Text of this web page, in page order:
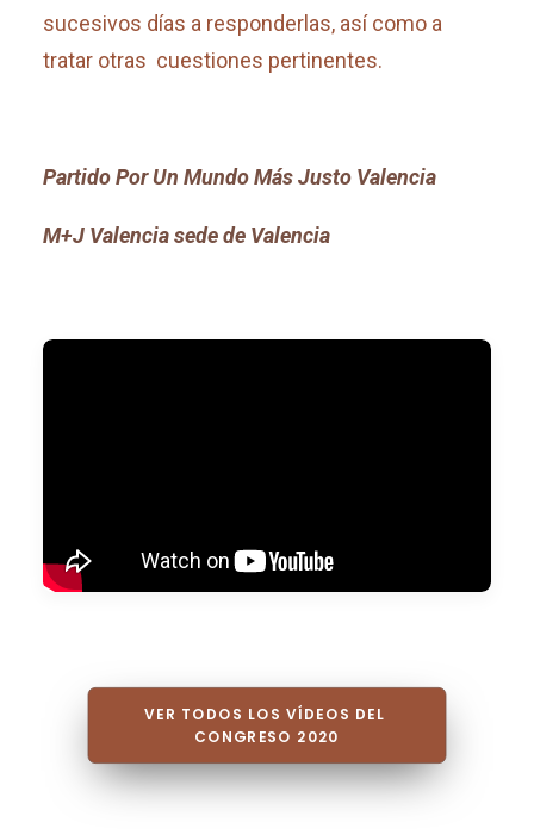
sucesivos días a responderlas, así como a
tratar otras cuestiones pertinentes.
Partido Por Un Mundo Más Justo Valencia
M+J Valencia sede de Valencia
VER TODOS LOS VÍDEOS DEL
CONGRESO 2020